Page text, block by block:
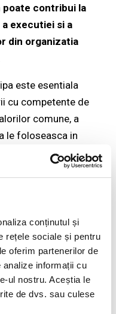
conținutul și
rețele sociale și pentru
oferim partenerilor de
analize informații cu
ul nostru. Aceștia le
de dvs. sau culese
poate contribui la
executiei si a
din organizatia
este esentiala
cu competente de
comune, a
le foloseasca in
a construi
Intr-o echipa cu o
si sa-l
are initiativa
isi asume riscuri
cand managerii
psihologica”
conversatiile